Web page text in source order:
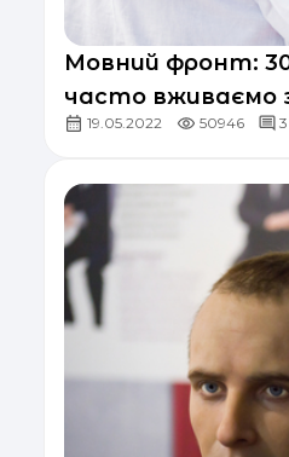
Мовний фронт:
часто вживаємо
19.05.2022 50946 3